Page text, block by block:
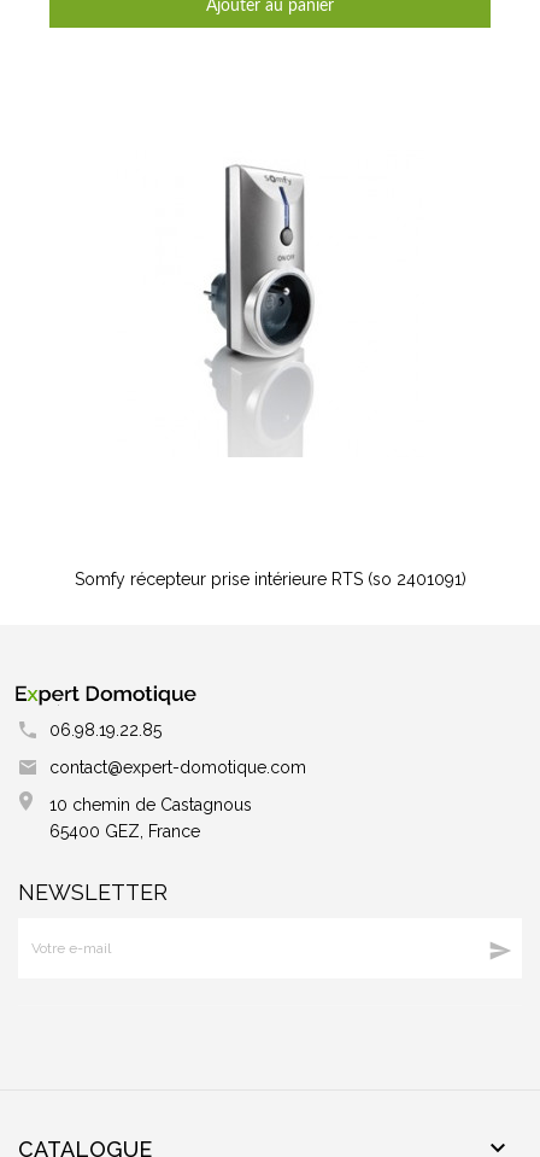
Ajouter au panier
Somfy récepteur prise intérieure RTS (so 2401091)
06.98.19.22.85
contact@expert-domotique.com
10 chemin de Castagnous
65400 GEZ, France
NEWSLETTER

CATALOGUE 